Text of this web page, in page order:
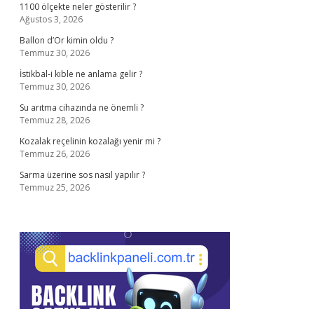
1100 ölçekte neler gösterilir ?
Ağustos 3, 2026
Ballon d’Or kimin oldu ?
Temmuz 30, 2026
İstikbal-i kıble ne anlama gelir ?
Temmuz 30, 2026
Su arıtma cihazında ne önemli ?
Temmuz 28, 2026
Kozalak reçelinin kozalağı yenir mi ?
Temmuz 26, 2026
Sarma üzerine sos nasıl yapılır ?
Temmuz 25, 2026